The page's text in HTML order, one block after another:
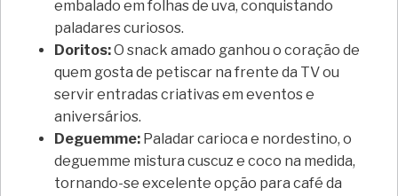
embalado em folhas de uva, conquistando
paladares curiosos.
Doritos:O snack amado ganhou o coração de
quem gosta de petiscar na frente da TV ou
servir entradas criativas em eventos e
aniversários.
Deguemme: Paladar carioca e nordestino, o
deguemme mistura cuscuz e coco na medida,
tornando-se excelente opção para café da